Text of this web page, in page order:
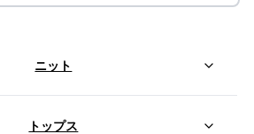
ニット
トップス